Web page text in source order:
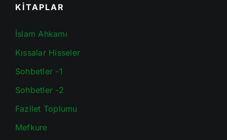
KİTAPLAR
İslam Ahkamı
Kıssalar Hisseler
Sohbetler -1
Sohbetler -2
Fazilet Toplumu
Mefkure